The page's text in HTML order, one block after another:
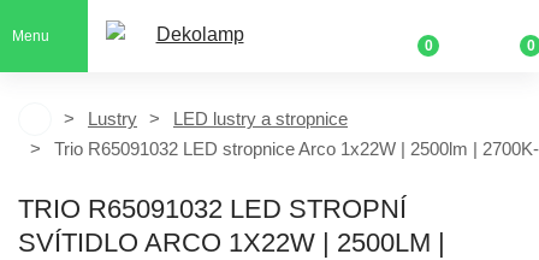
Menu
0 0
Lustry
LED lustry a stropnice
Trio R65091032 LED stropnice Arco 1x22W | 2500lm |
TRIO R65091032 LED STROPNÍ
SVÍTIDLO ARCO 1X22W | 2500LM |